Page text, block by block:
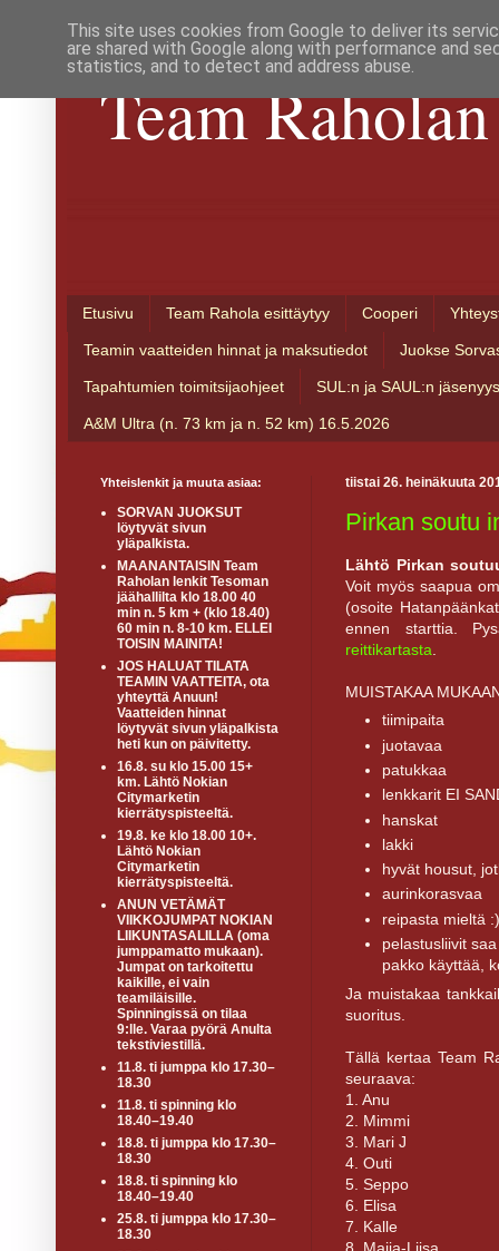
Team
Etusivu Team Rahola esittäytyy Cooperi
Teamin vaatteiden hinnat ja maksutiedot Juokse
Tapahtumien toimitsijaohjeet SUL:n ja SAUL:n jäsenyys
A&M Ultra (n. 73 km ja n. 52 km) 16.5.2026
tiistai 26. heinäkuuta
Pirkan soutu
Lähtö Pirkan
Voit myös saapua
(osoite
ennen starttia.
reittikartasta
MUISTAKAA
tiimipaita
juotavaa
patukkaa
lenkkarit EI
hanskat
lakki
hyvät housut,
aurinkorasvaa
reipasta mieltä :)
pelastusliivit
pakko käyttää,
Ja muistakaa
suoritus.
Tällä kertaa Team
seuraava:
1. Anu
2. Mimmi
3. Mari J
4. Outi
5. Seppo
6. Elisa
7. Kalle
8. Maija-Liisa
Yhteislenkit ja muuta asiaa:
SORVAN JUOKSUT
löytyvät sivun
yläpalkista.
MAANANTAISIN Team
Raholan lenkit Tesoman
jäähallilta klo 18.00 40
min n. 5 km + (klo 18.40)
60 min n. 8-10 km. ELLEI
TOISIN MAINITA!
JOS HALUAT TILATA
TEAMIN VAATTEITA, ota
yhteyttä Anuun!
Vaatteiden hinnat
löytyvät sivun yläpalkista
heti kun on päivitetty.
16.8. su klo 15.00 15+
km. Lähtö Nokian
Citymarketin
kierrätyspisteeltä.
19.8. ke klo 18.00 10+.
Lähtö Nokian
Citymarketin
kierrätyspisteeltä.
ANUN VETÄMÄT
VIIKKOJUMPAT NOKIAN
LIIKUNTASALILLA (oma
jumppamatto mukaan).
Jumpat on tarkoitettu
kaikille, ei vain
teamiläisille.
Spinningissä on tilaa
9:lle. Varaa pyörä Anulta
tekstiviestillä.
11.8. ti jumppa klo 17.30–
18.30
11.8. ti spinning klo
18.40–19.40
18.8. ti jumppa klo 17.30–
18.30
18.8. ti spinning klo
18.40–19.40
25.8. ti jumppa klo 17.30–
18.30
This site uses cookies from Google to deliver its
are shared with Google along with performance and
statistics, and to detect and address abuse.